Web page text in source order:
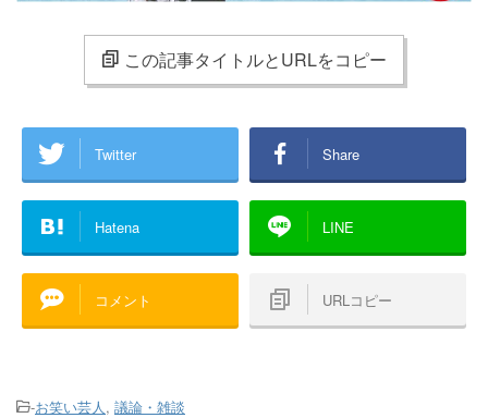
この記事タイトルとURLをコピー
Twitter Share
Hatena LINE
コメント URLコピー
-お笑い芸人 , 議論・雑談